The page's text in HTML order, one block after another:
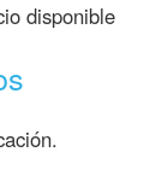
disponible